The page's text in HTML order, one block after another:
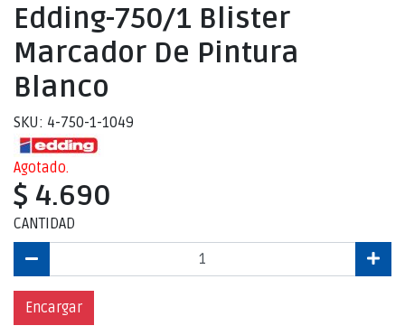
Edding-750/1 Blister
Marcador De Pintura
Blanco
SKU: 4-750-1-1049
Agotado.
$ 4.690
CANTIDAD
Encargar